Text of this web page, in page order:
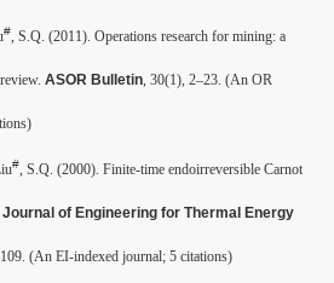
# , S.Q. (2011). Operations research for mining: a
ASOR Bulletin , 30(1), 2–23. (An OR
# , S.Q. (2000). Finite-time endoirreversible Carnot
Journal of Engineering for Thermal Energy
(An EI-indexed journal; 5 citations)